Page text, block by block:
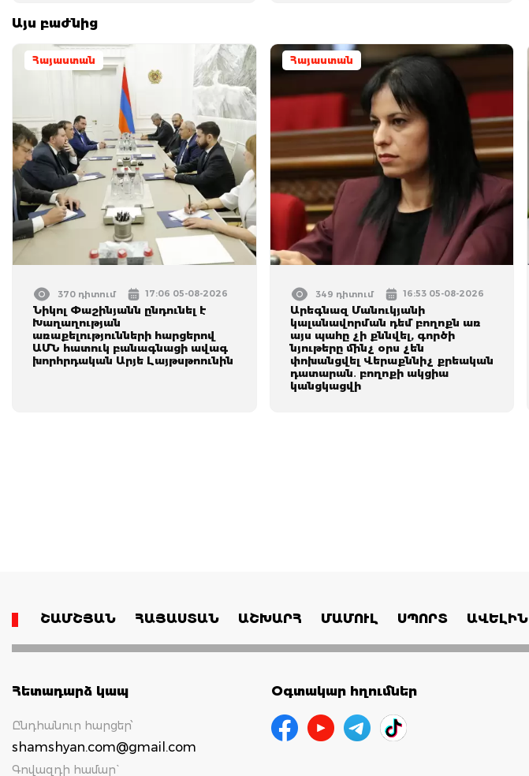
Այս բաժնից
Հայաստան
370 դիտում 17:06 05-08-2026
Նիկոլ Փաշինյանն ընդունել է
Խաղաղության
առաքելությունների հարցերով
ԱՄՆ հատուկ բանագնացի ավագ
խորհրդական Արյե Լայթսթոունին
Հայաստան
349 դիտում 16:53 05-08-2026
Արեգնազ Մանուկյանի
կալանավորման դեմ բողոքն առ
այս պահը չի քննվել, գործի
նյութերը մինչ օրս չեն
փոխանցվել Վերաքննիչ քրեական
դատարան․ բողոքի ակցիա
կանցկացվի
ՇԱՄՇՅԱՆ ՀԱՅԱՍՏԱՆ ԱՇԽԱՐՀ ՄԱՄՈՒԼ ՍՊՈՐՏ ԱՎԵԼԻՆ
Հետադարձ կապ
Ընդհանուր հարցեր՝
shamshyan.com@gmail.com
Գովազդի համար`
Օգտակար հղումներ